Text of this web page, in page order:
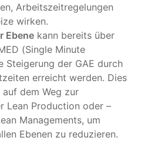
Arbeitszeitregelungen
wirken.
Ebene kann bereits über
(Single Minute
Steigerung der GAE durch
erreicht werden. Dies
dem Weg zur
Lean Production oder –
Managements, um
Ebenen zu reduzieren.